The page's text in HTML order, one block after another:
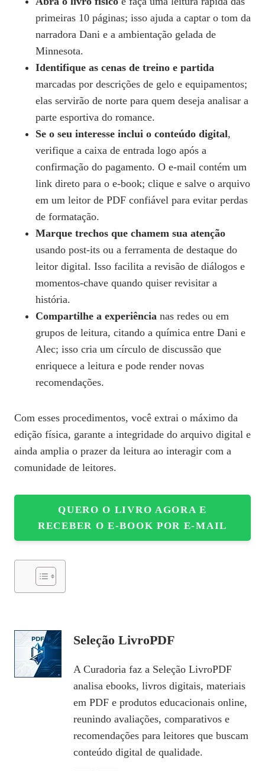
primeiras 10 páginas; isso ajuda a captar o tom da
narradora Dani e a ambientação gelada de
Minnesota.
Identifique as cenas de treino e partida
marcadas por descrições de gelo e equipamentos;
elas servirão de norte para quem deseja analisar a
parte esportiva do romance.
Se o seu interesse inclui o conteúdo digital,
verifique a caixa de entrada logo após a
confirmação do pagamento. O e‑mail contém um
link direto para o e‑book; clique e salve o arquivo
em um leitor de PDF confiável para evitar perdas
de formatação.
Marque trechos que chamem sua atenção
usando post‑its ou a ferramenta de destaque do
leitor digital. Isso facilita a revisão de diálogos e
momentos-chave quando quiser revisitar a
história.
Compartilhe a experiência nas redes ou em
grupos de leitura, citando a química entre Dani e
Alec; isso cria um círculo de discussão que
enriquece a leitura e pode render novas
recomendações.
Com esses procedimentos, você extrai o máximo da
edição física, garante a integridade do arquivo digital e
ainda amplia o prazer da leitura ao interagir com a
comunidade de leitores.
QUERO O LIVRO AGORA E
RECEBER O E‑BOOK POR E‑MAIL
Seleção LivroPDF
A Curadoria faz a Seleção LivroPDF
analisa ebooks, livros digitais, materiais
em PDF e produtos educacionais online,
reunindo avaliações, comparativos e
recomendações para leitores que buscam
conteúdo digital de qualidade.